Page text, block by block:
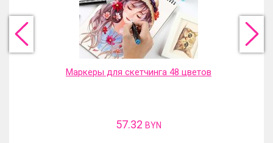
Маркеры для скетчинга 48 цветов
57.32 BYN